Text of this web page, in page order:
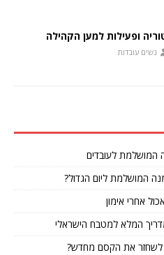
ופעילות למען הקהילה
נשים עובדות
לעובדים
המושלמת ליום הגדול?
המלא למטבח הישראלי
לשחזר את הקסם מחדש?